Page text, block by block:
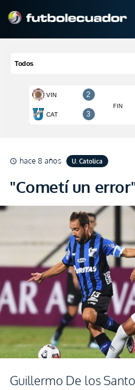
schedule hace 8 años U. Catolica
"Cometí un
Guillermo De los